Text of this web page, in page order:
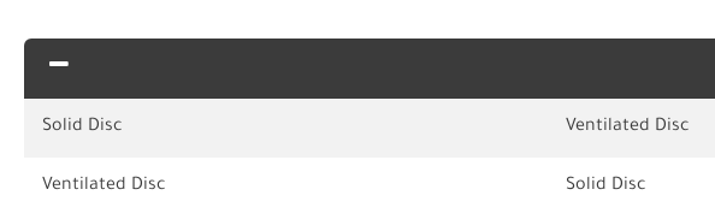
Ventilated Disc
Solid Disc
Solid Disc
Ventilated Disc